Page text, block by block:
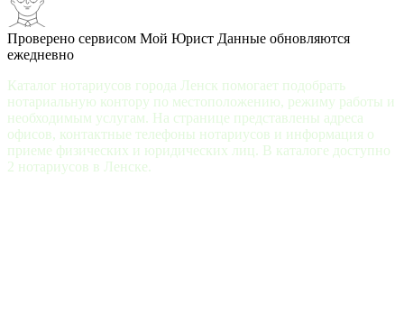
Проверено сервисом Мой Юрист Данные обновляются
ежедневно
Каталог нотариусов города Ленск помогает подобрать
нотариальную контору по местоположению, режиму работы и
необходимым услугам. На странице представлены адреса
офисов, контактные телефоны нотариусов и информация о
приеме физических и юридических лиц. В каталоге доступно
2 нотариусов в Ленске.